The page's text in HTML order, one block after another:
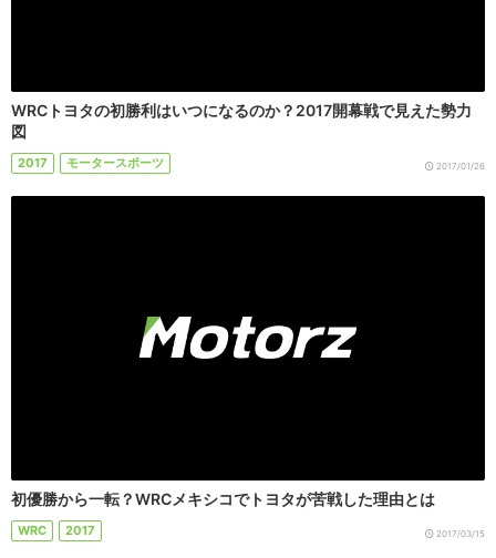
WRCトヨタの初勝利はいつになるのか？2017開幕戦で見えた勢力
図
2017 モータースポーツ 2017/01/26
初優勝から一転？WRCメキシコでトヨタが苦戦した理由とは
WRC 2017 2017/03/15